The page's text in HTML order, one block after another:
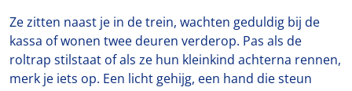
Ze zitten naast je in de trein, wachten geduldig bij de
kassa of wonen twee deuren verderop. Pas als de
roltrap stilstaat of als ze hun kleinkind achterna rennen,
merk je iets op. Een licht gehijg, een hand die steun